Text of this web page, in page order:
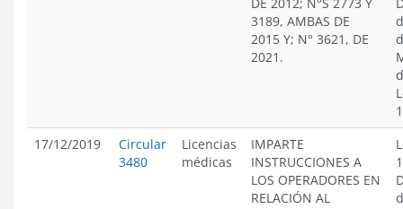
3189, AMBAS DE
2015 Y; N° 3621, DE
2021.
17/12/2019
Circular
3480
Licencias
médicas
IMPARTE
INSTRUCCIONES A
LOS OPERADORES EN
RELACIÓN AL